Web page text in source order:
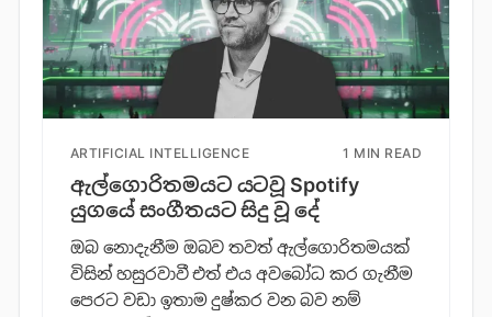
ARTIFICIAL INTELLIGENCE 1 MIN READ
ඇල්ගොරිතමයට යටවූ Spotify
යුගයේ සංගීතයට සිදු වූ දේ
ඔබ නොදැනීම ඔබව තවත් ඇල්ගොරිතමයක්
විසින් හසුරවාවී එත් එය අවබෝධ කර ගැනීම
පෙරට වඩා ඉතාම දුෂ්කර වන බව නම්